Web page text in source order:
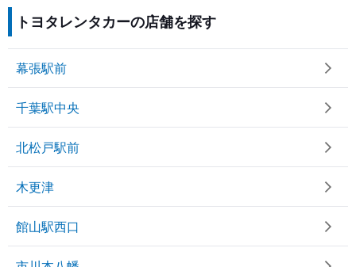
トヨタレンタカーの店舗を探す
幕張駅前
千葉駅中央
北松戸駅前
木更津
館山駅西口